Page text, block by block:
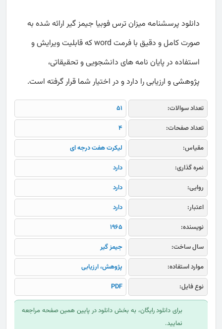
دانلود پرسشنامه میزان ترس فوبیا جیمز گیر ارائه شده به
صورت کامل و دقیق با فرمت word که قابلیت ویرایش و
استفاده در پایان نامه های دانشجویی و تحقیقاتی،
پژوهشی و ارزیابی را دارد و در اختیار شما قرار گرفته است.
تعداد سوالات:
51
تعداد صفحات:
4
مقیاس:
لیکرت هفت درجه ای
نمره گذاری:
دارد
روایی:
دارد
اعتبار:
دارد
نویسنده:
1965
سال ساخت:
جیمز گیر
موارد استفاده:
پژوهش، ارزیابی
نوع فایل:
PDF
برای دانلود رایگان، به بخش دانلود در پایین همین صفحه مراجعه
نمایید.